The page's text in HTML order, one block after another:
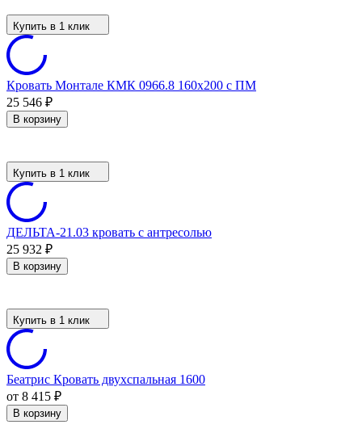
Купить в 1 клик
Кровать Монтале КМК 0966.8 160x200 с ПМ
25 546 ₽
В корзину
Купить в 1 клик
ДЕЛЬТА-21.03 кровать с антресолью
25 932 ₽
В корзину
Купить в 1 клик
Беатрис Кровать двухспальная 1600
от 8 415 ₽
В корзину